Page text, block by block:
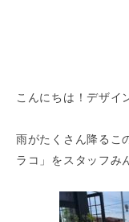
こんにちは！デザイ
雨がたくさん降るこ
ラコ」をスタッフみ